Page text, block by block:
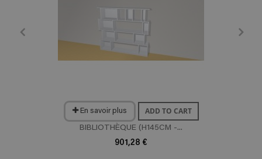
En savoir plus ADD TO CART
BIBLIOTHÈQUE (H145CM -...
901,28 €